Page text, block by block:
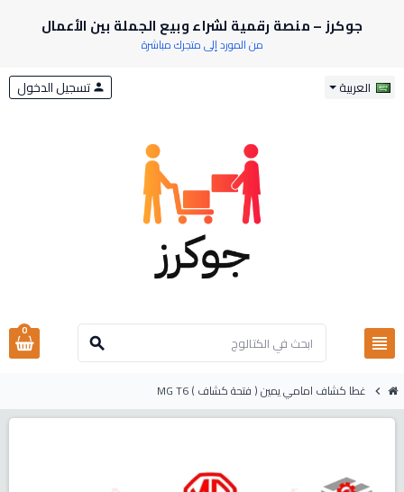
جوكرز – منصة رقمية لشراء وبيع الجملة بين الأعمال
من المورد إلى متجرك مباشرة
العربية
view_headline
search
person تسجيل الدخول
0
chevron_right غطا كشاف امامي يمين ( فتحة كشاف ) MG T6